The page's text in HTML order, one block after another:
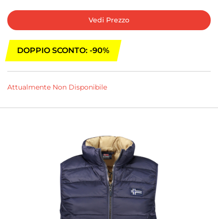
Vedi Prezzo
DOPPIO SCONTO: -90%
Attualmente Non Disponibile